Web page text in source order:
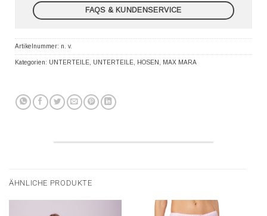
FAQS & KUNDENSERVICE
Artikelnummer: n. v.
Kategorien: UNTERTEILE UNTERTEILE HOSEN MAX MARA
ÄHNLICHE PRODUKTE